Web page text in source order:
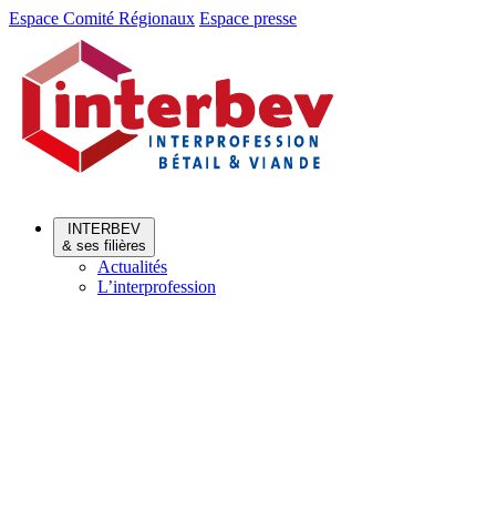
Aller
Aller
contenu
Espace Comité Régionaux Espace presse
INTERBEV
& ses filières
Actualités
L’interprofession